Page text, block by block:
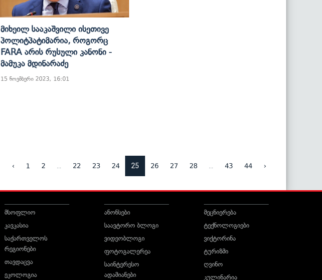
Მიხეილ Სააკაშვილი Ისეთივე
Პოლიტპატიმარია, Როგორც
FARA Არის Რუსული Კანონი -
Მამუკა Მდინარაძე
15 ნოემბერი 2023, 16:01
‹ 1 2 22 23 24 25 26 27 28 43 44 ›
მსოფლიო
კავკასია
საქართველოს
რეგიონები
თავდაცვა
ეკოლოგია
ანონსები
საავტორო ბლოგი
ვიდეობლოგი
ფოტოგალერეა
საინტერესო
ადამიანები
მეცნიერება
ტექნოლოგიები
ვიქტორინა
ტურიზმი
ღვინო
კულინარია